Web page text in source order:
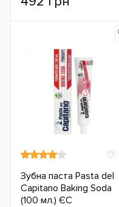
Зубна паста Pasta del
Capitano Baking Soda
(100 мл.) ЄС